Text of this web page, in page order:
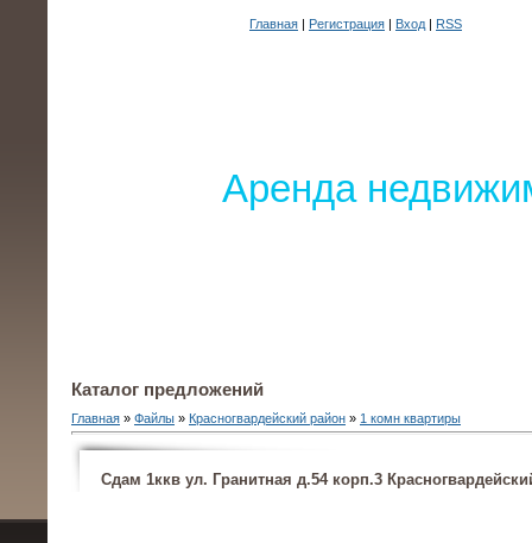
Главная | Регистрация | Вход | RSS
Аренда
Каталог предложений
Главная » Файлы » Красногвардейский район » 1 комн квартиры
Сдам 1ккв ул. Гранитная д.54 корп.3